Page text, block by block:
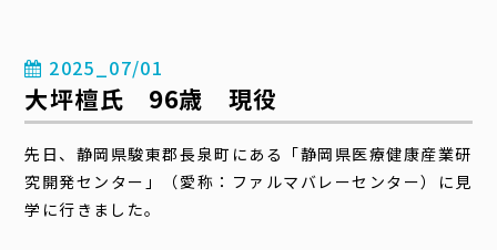
2025_07/01
大坪檀氏 96歳 現役
先日、静岡県駿東郡長泉町にある「静岡県医療健康産業研
究開発センター」（愛称：ファルマバレーセンター）に見
学に行きました。